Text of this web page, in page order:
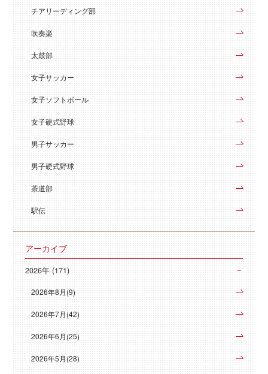
チアリーディング部
吹奏楽
太鼓部
女子サッカー
女子ソフトボール
女子硬式野球
男子サッカー
男子硬式野球
茶道部
駅伝
アーカイブ
2026年 (171)
2026年8月(9)
2026年7月(42)
2026年6月(25)
2026年5月(28)